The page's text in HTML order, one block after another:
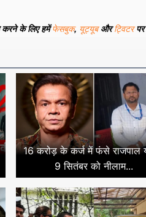
के लिए हमेंफेसबुक, यूट्यूबऔरट्विटरपर
16 करोड़ के कर्ज में फंसे राजपाल
9 सितंबर को नीलाम...